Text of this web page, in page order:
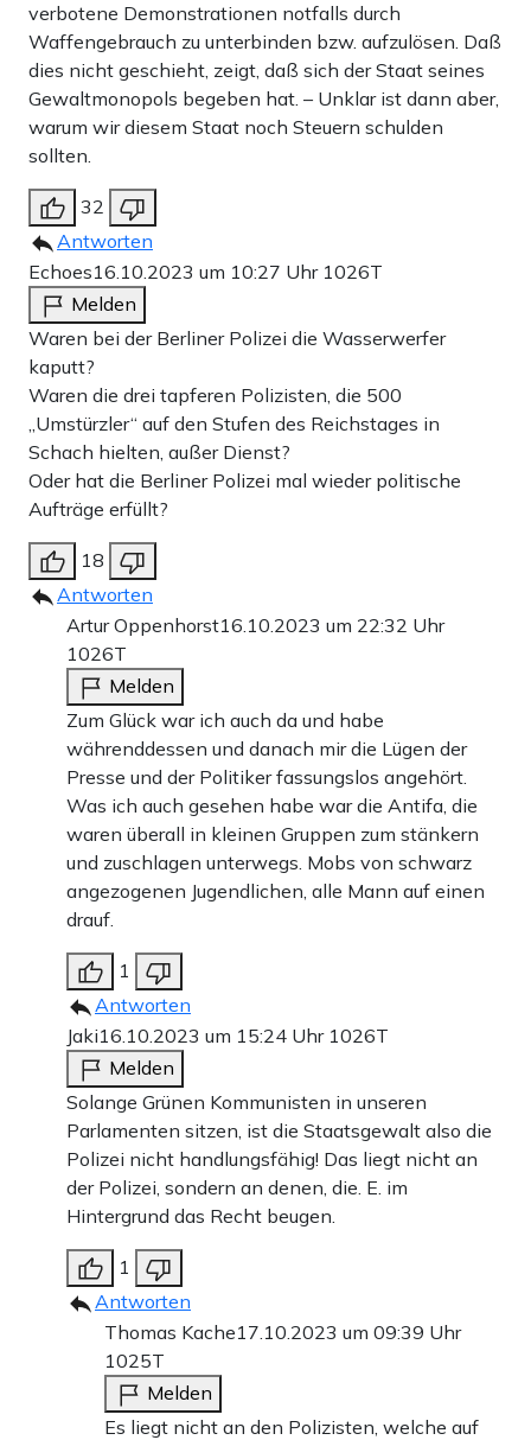
verbotene Demonstrationen notfalls durch
Waffengebrauch zu unterbinden bzw. aufzulösen. Daß
dies nicht geschieht, zeigt, daß sich der Staat seines
Gewaltmonopols begeben hat. – Unklar ist dann aber,
warum wir diesem Staat noch Steuern schulden
sollten.
32
Antworten
Echoes16.10.2023 um 10:27 Uhr 1026T
Melden
Waren bei der Berliner Polizei die Wasserwerfer
kaputt?
Waren die drei tapferen Polizisten, die 500
„Umstürzler“ auf den Stufen des Reichstages in
Schach hielten, außer Dienst?
Oder hat die Berliner Polizei mal wieder politische
Aufträge erfüllt?
18
Antworten
Artur Oppenhorst16.10.2023 um 22:32 Uhr
1026T
Melden
Zum Glück war ich auch da und habe
währenddessen und danach mir die Lügen der
Presse und der Politiker fassungslos angehört.
Was ich auch gesehen habe war die Antifa, die
waren überall in kleinen Gruppen zum stänkern
und zuschlagen unterwegs. Mobs von schwarz
angezogenen Jugendlichen, alle Mann auf einen
drauf.
1
Antworten
Jaki16.10.2023 um 15:24 Uhr 1026T
Melden
Solange Grünen Kommunisten in unseren
Parlamenten sitzen, ist die Staatsgewalt also die
Polizei nicht handlungsfähig! Das liegt nicht an
der Polizei, sondern an denen, die. E. im
Hintergrund das Recht beugen.
1
Antworten
Thomas Kache17.10.2023 um 09:39 Uhr
1025T
Melden
Es liegt nicht an den Polizisten, welche auf